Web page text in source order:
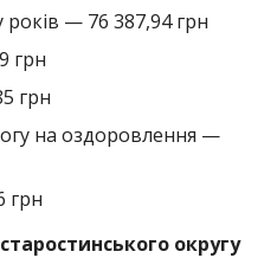
років — 76 387,94 грн
грн
грн
на оздоровлення —
грн
округу